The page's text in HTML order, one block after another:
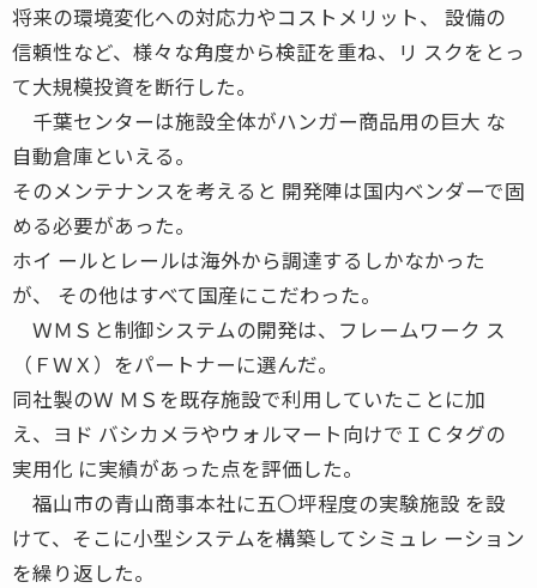
将来の環境変化への対応力やコストメリット、 設備の
信頼性など、様々な角度から検証を重ね、リ スクをとっ
て大規模投資を断行した。
千葉センターは施設全体がハンガー商品用の巨大 な
自動倉庫といえる。
そのメンテナンスを考えると 開発陣は国内ベンダーで固
める必要があった。
ホイ ールとレールは海外から調達するしかなかった
が、 その他はすべて国産にこだわった。
ＷＭＳと制御システムの開発は、フレームワーク ス
（ＦＷＸ）をパートナーに選んだ。
同社製のＷ ＭＳを既存施設で利用していたことに加
え、ヨド バシカメラやウォルマート向けでＩＣタグの
実用化 に実績があった点を評価した。
福山市の青山商事本社に五〇坪程度の実験施設 を設
けて、そこに小型システムを構築してシミュレ ーション
を繰り返した。